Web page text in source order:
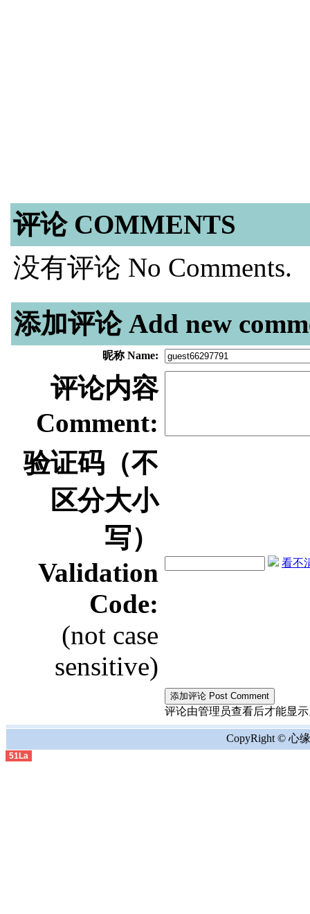
评论 COMMENTS
没有评论 No Comments.
添加评论 Add new
昵称 Name:
评论内容
Comment:
验证码（不
区分大小
写）
Validation
Code:
(not case
sensitive)
看不
评论由管理员查看后才能显示
CopyRight © 心
51La